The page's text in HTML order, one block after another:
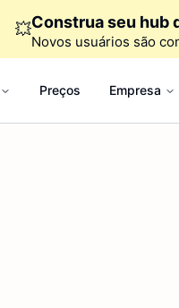
💥Construa seu hub
Novos usuários são
Preços Empresa